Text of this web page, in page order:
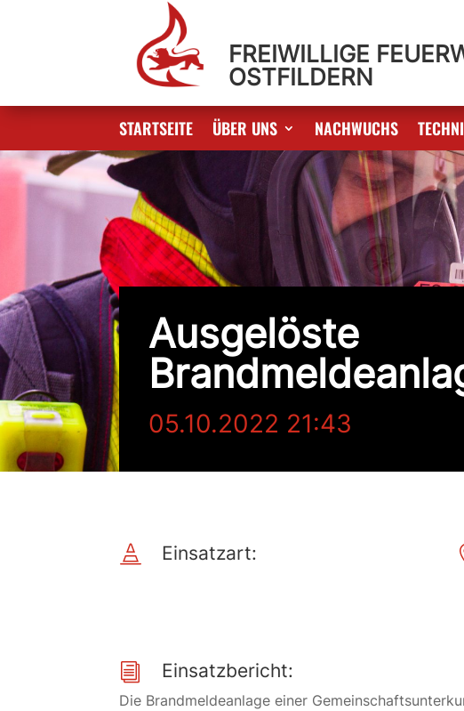
FREIWILLIGE
OSTFILDERN
STARTSEITE ÜBER UNS NACHWUCHS
Ausgelöste
05.10.2022 21:43
 Einsatzart:
i Einsatzbericht:
Die Brandmeldeanlage einer